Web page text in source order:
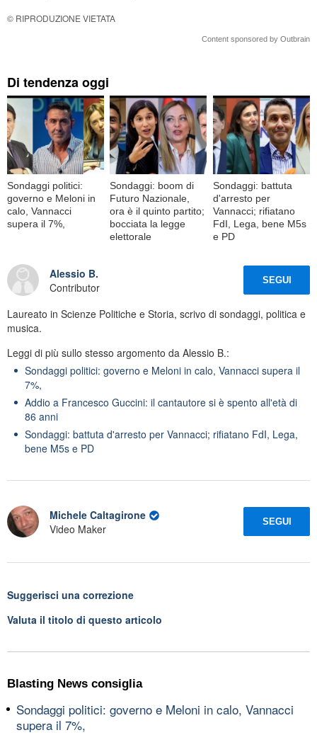
© RIPRODUZIONE VIETATA
Content sponsored by Outbrain
Di tendenza oggi
Sondaggi politici:
governo e Meloni in
calo, Vannacci
supera il 7%,
Sondaggi: boom di
Futuro Nazionale,
ora è il quinto partito;
bocciata la legge
elettorale
Sondaggi: battuta
d'arresto per
Vannacci; rifiatano
FdI, Lega, bene M5s
e PD
Alessio B.
Contributor
SEGUI
Laureato in Scienze Politiche e Storia, scrivo di sondaggi, politica e
musica.
Leggi di più sullo stesso argomento da Alessio B.:
Sondaggi politici: governo e Meloni in calo, Vannacci supera il
7%,
Addio a Francesco Guccini: il cantautore si è spento all'età di
86 anni
Sondaggi: battuta d'arresto per Vannacci; rifiatano FdI, Lega,
bene M5s e PD
Michele Caltagirone
Video Maker
SEGUI
Suggerisci una correzione
Valuta il titolo di questo articolo
Blasting News consiglia
Sondaggi politici: governo e Meloni in calo, Vannacci
supera il 7%,